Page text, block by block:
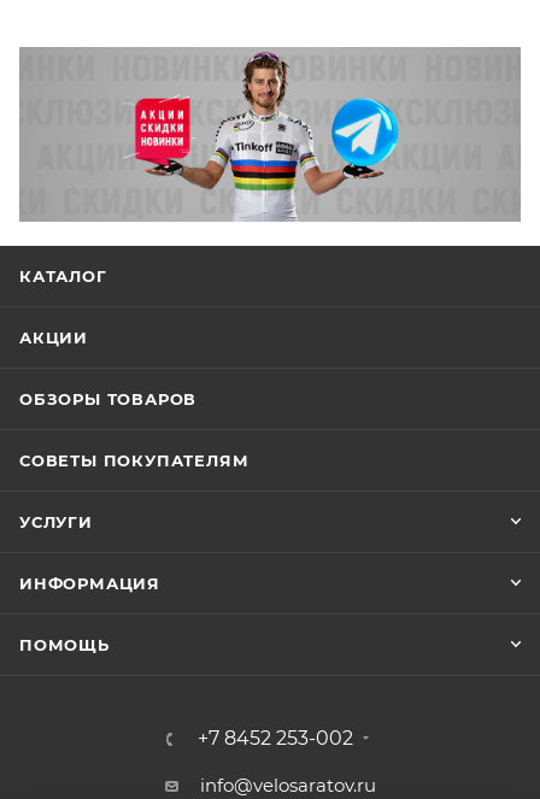
КАТАЛОГ
АКЦИИ
ОБЗОРЫ ТОВАРОВ
СОВЕТЫ ПОКУПАТЕЛЯМ
УСЛУГИ
ИНФОРМАЦИЯ
ПОМОЩЬ
+7 8452 253-002
info@velosaratov.ru